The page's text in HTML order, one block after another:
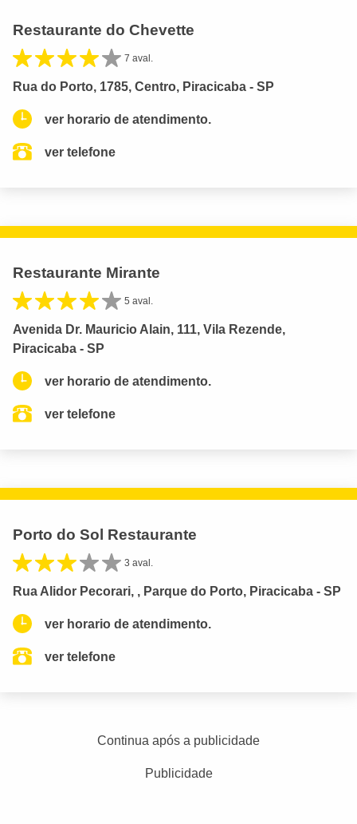
Restaurante do Chevette
7 aval.
Rua do Porto, 1785, Centro, Piracicaba - SP
ver horario de atendimento.
ver telefone
Restaurante Mirante
5 aval.
Avenida Dr. Mauricio Alain, 111, Vila Rezende,
Piracicaba - SP
ver horario de atendimento.
ver telefone
Porto do Sol Restaurante
3 aval.
Rua Alidor Pecorari, , Parque do Porto, Piracicaba - SP
ver horario de atendimento.
ver telefone
Continua após a publicidade
Publicidade